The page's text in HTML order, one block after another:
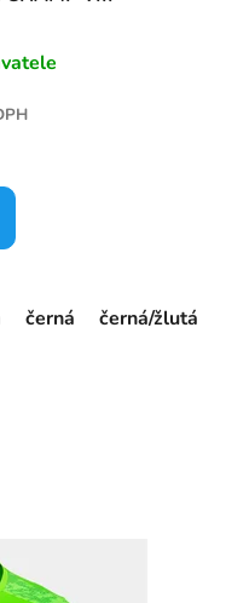
černá černá/žlutá